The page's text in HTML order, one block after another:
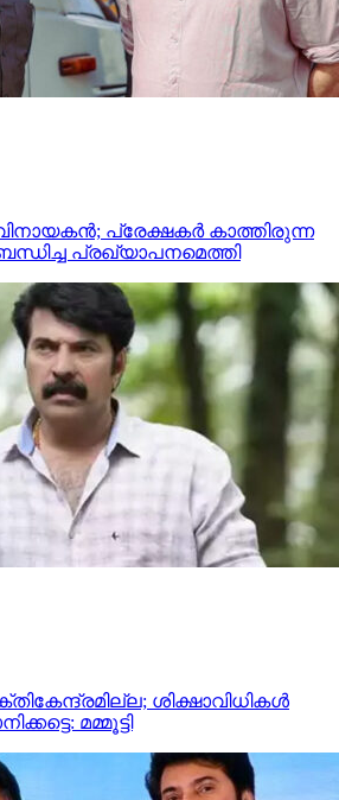
വിനായകന്‍; പ്രേക്ഷകര്‍ കാത്തിരുന്ന
പ്രഖ്യാപനമെത്തി
ശിക്ഷാവിധികൾ
മമ്മൂട്ടി